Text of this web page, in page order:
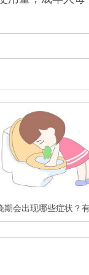
期会出现哪些症状？有